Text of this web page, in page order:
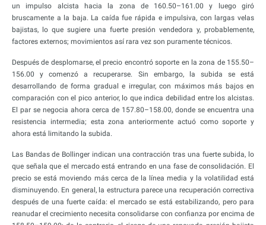
un impulso alcista hacia la zona de 160.50–161.00 y luego giró
bruscamente a la baja. La caída fue rápida e impulsiva, con largas velas
bajistas, lo que sugiere una fuerte presión vendedora y, probablemente,
factores externos; movimientos así rara vez son puramente técnicos.
Después de desplomarse, el precio encontró soporte en la zona de 155.50–
156.00 y comenzó a recuperarse. Sin embargo, la subida se está
desarrollando de forma gradual e irregular, con máximos más bajos en
comparación con el pico anterior, lo que indica debilidad entre los alcistas.
El par se negocia ahora cerca de 157.80–158.00, donde se encuentra una
resistencia intermedia; esta zona anteriormente actuó como soporte y
ahora está limitando la subida.
Las Bandas de Bollinger indican una contracción tras una fuerte subida, lo
que señala que el mercado está entrando en una fase de consolidación. El
precio se está moviendo más cerca de la línea media y la volatilidad está
disminuyendo. En general, la estructura parece una recuperación correctiva
después de una fuerte caída: el mercado se está estabilizando, pero para
reanudar el crecimiento necesita consolidarse con confianza por encima de